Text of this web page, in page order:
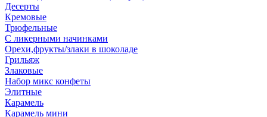
Десерты
Кремовые
Трюфельные
С ликерными начинками
Орехи,фрукты/злаки в шоколаде
Грильяж
Злаковые
Набор микс конфеты
Элитные
Карамель
Карамель мини